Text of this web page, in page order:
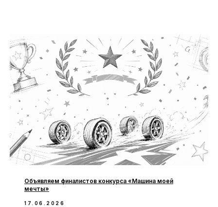
Объявляем финалистов конкурса «Машина моей
мечты»
17.06.2026